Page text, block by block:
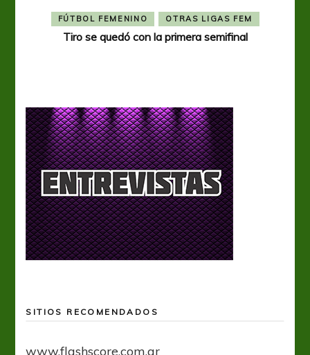
FÚTBOL FEMENINO OTRAS LIGAS FEM
Tiro se quedó con la primera semifinal
SITIOS RECOMENDADOS
www.flashscore.com.ar